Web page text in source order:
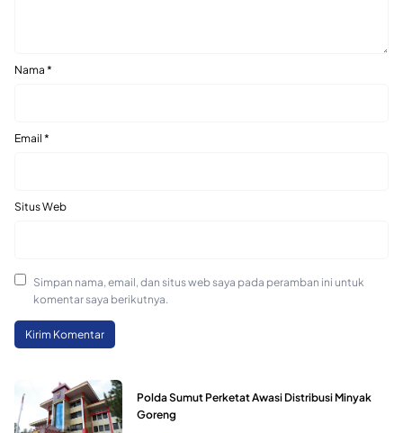
Nama *
Email *
Situs Web
Simpan nama, email, dan situs web saya pada peramban ini untuk
komentar saya berikutnya.
Polda Sumut Perketat Awasi Distribusi Minyak
Goreng